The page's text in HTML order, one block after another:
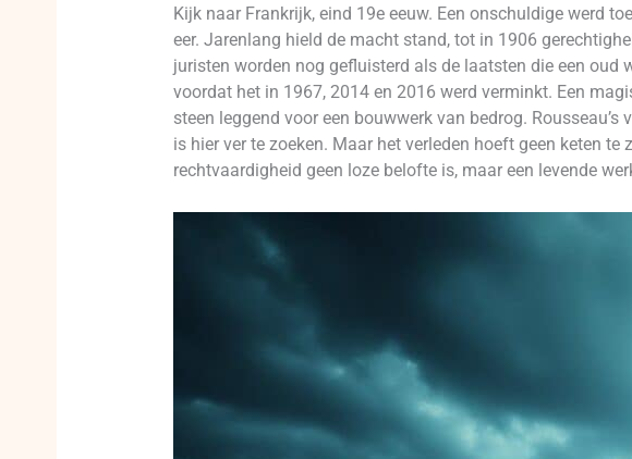
Kijk naar Frankrijk, eind 19e eeuw. Een onschuldige werd
eer. Jarenlang hield de macht stand, tot in 1906
juristen worden nog gefluisterd als de laatsten die een
voordat het in 1967, 2014 en 2016 werd verminkt. Een
steen leggend voor een bouwwerk van bedrog.
is hier ver te zoeken. Maar het verleden hoeft geen keten
rechtvaardigheid geen loze belofte is, maar een levende